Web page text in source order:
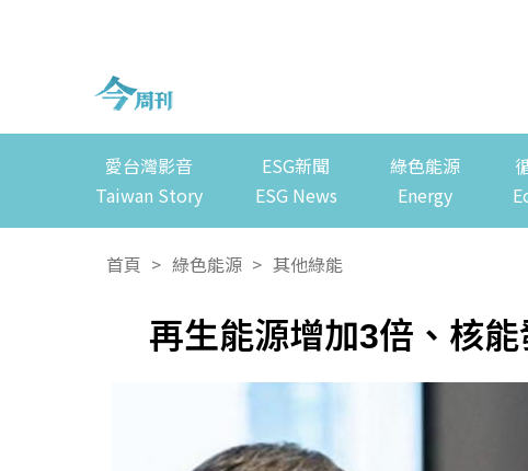
愛台灣影音
Taiwan Story
ESG新聞
ESG News
綠色能源
Energy
首頁 > 綠色能源 > 其他綠能
再生能源增加3倍、核